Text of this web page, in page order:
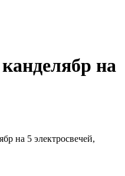
на
на 5 электросвечей,